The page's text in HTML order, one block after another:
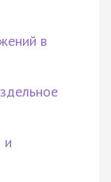
в
и